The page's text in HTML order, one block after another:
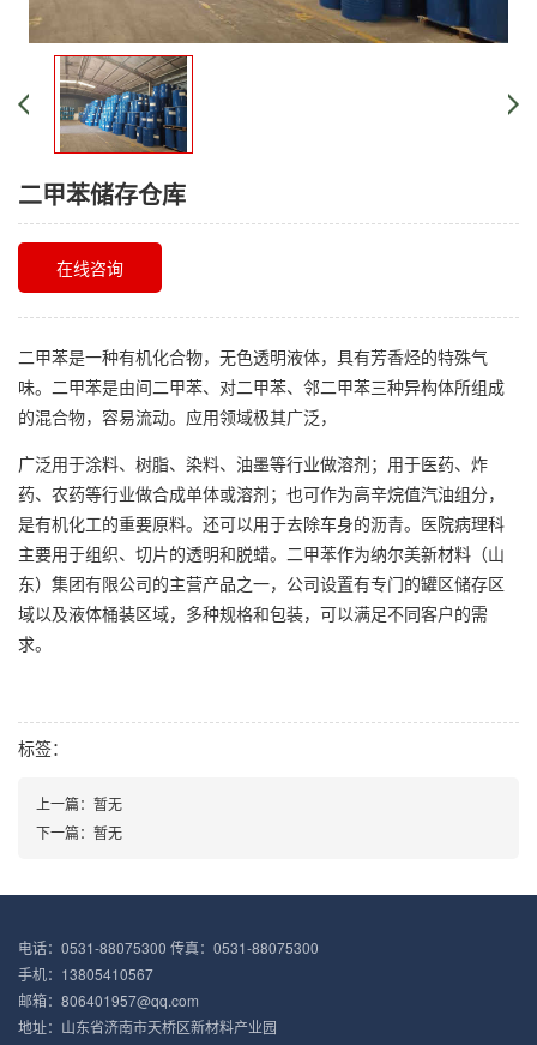
二甲苯储存仓库
在线咨询
二甲苯是一种有机化合物，无色透明液体，具有芳香烃的特殊气
味。二甲苯是由间二甲苯、对二甲苯、邻二甲苯三种异构体所组成
的混合物，容易流动。应用领域极其广泛，
广泛用于涂料、树脂、染料、油墨等行业做溶剂；用于医药、炸
药、农药等行业做合成单体或溶剂；也可作为高辛烷值汽油组分，
是有机化工的重要原料。还可以用于去除车身的沥青。医院病理科
主要用于组织、切片的透明和脱蜡。二甲苯作为纳尔美新材料（山
东）集团有限公司的主营产品之一，公司设置有专门的罐区储存区
域以及液体桶装区域，多种规格和包装，可以满足不同客户的需
求。
标签：
上一篇：暂无
下一篇：暂无
电话：0531-88075300 传真：0531-88075300
手机：13805410567
邮箱：806401957@qq.com
地址：山东省济南市天桥区新材料产业园